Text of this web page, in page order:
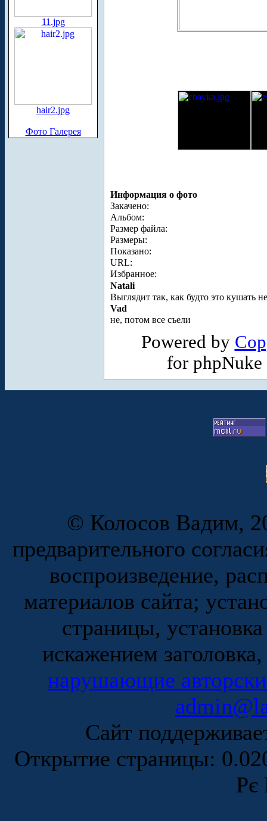
11.jpg
hair2.jpg
Фото Галерея
Информация о фото
Закачено:
Альбом:
Размер файла:
Размеры:
Показано:
URL:
Избранное:
Natali
Выглядит так, как будто это кушать
Vad
не, потом все съели
Powered by
for
© Колосов Вадим,
предварительного
воспроизведение,
материалов сайта;
страницы,
искажением
нарушающие
Сайт
Открытие страницы:
Рє